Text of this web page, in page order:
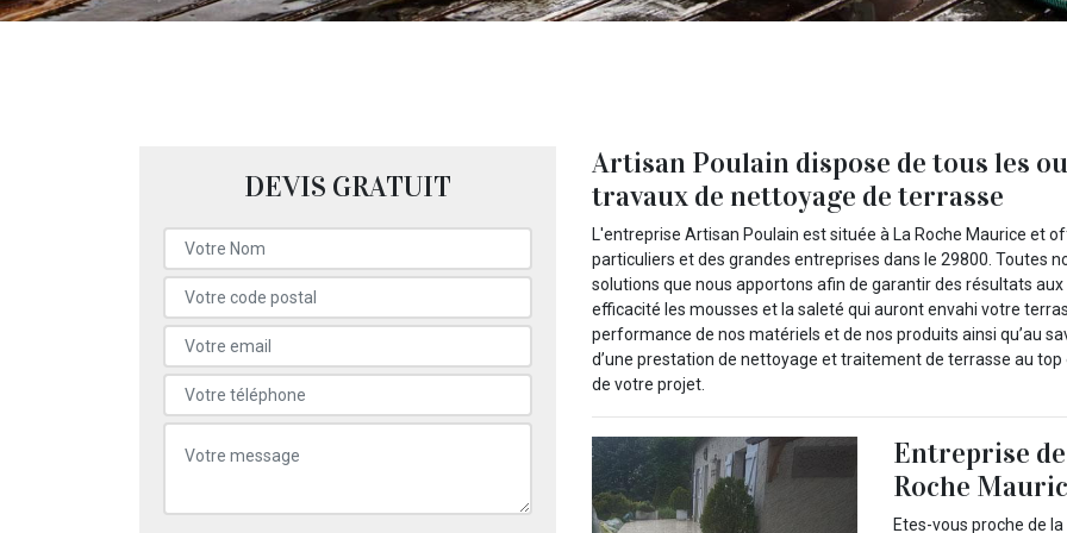
DEVIS GRATUIT
Artisan Poulain dispose de tous les
travaux de nettoyage de terrasse
L'entreprise Artisan Poulain est située à La Roche Maurice et
particuliers et des grandes entreprises dans le 29800. Toutes
solutions que nous apportons afin de garantir des résultats
efficacité les mousses et la saleté qui auront envahi votre
performance de nos matériels et de nos produits ainsi qu’au
d’une prestation de nettoyage et traitement de terrasse au
de votre projet.
Entreprise
Roche
Etes-vous proche de